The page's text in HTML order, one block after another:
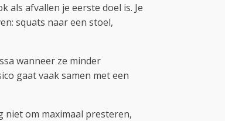
afvallen je eerste doel is. Je
squats naar een stoel,
wanneer ze minder
gaat vaak samen met een
niet om maximaal presteren,